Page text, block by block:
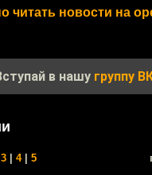
читать новости на
в нашу группу
3 4| 5